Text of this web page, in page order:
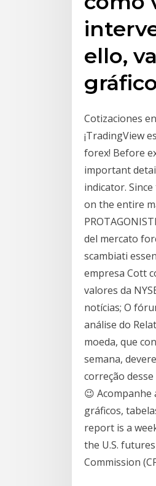
ello,
Cotizaciones
¡TradingView
forex! Before
important
indicator.
on the entire
del mercato
scambiati
empresa Cott
valores da
notícias; O
análise do
moeda, que
semana,
correção
😉 Acompanhe
gráficos,
report is a
the U.S.
Commission